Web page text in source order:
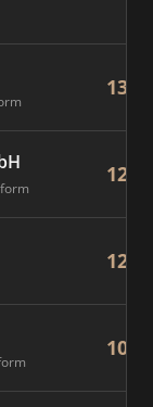
130
129
120
108